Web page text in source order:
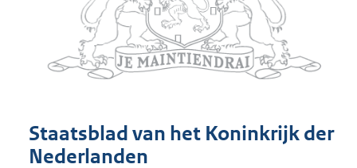
Staatsblad van het Koninkrijk der
Nederlanden